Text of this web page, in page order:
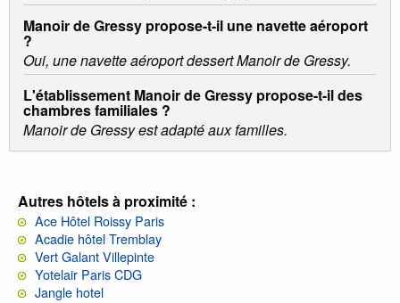
Manoir de Gressy propose-t-il une navette aéroport
?
Oui, une navette aéroport dessert Manoir de Gressy.
L'établissement Manoir de Gressy propose-t-il des
chambres familiales ?
Manoir de Gressy est adapté aux familles.
Autres hôtels à proximité :
Ace Hôtel Roissy Paris
Acadie hôtel Tremblay
Vert Galant Villepinte
Yotelair Paris CDG
Jangle hotel